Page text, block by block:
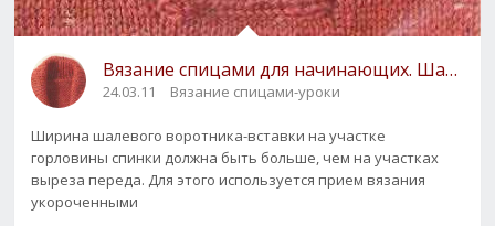
Вязание спицами для начинающих.
24.03.11 Вязание спицами-уроки
Ширина шалевого воротника-вставки на участке
горловины спинки должна быть больше, чем на участках
выреза переда. Для этого используется прием вязания
укороченными